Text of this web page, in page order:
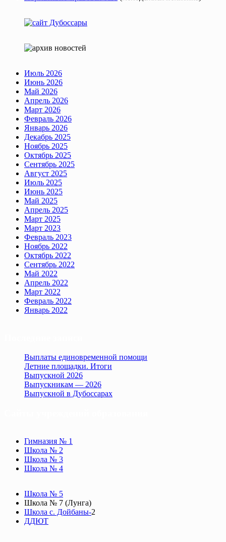
Июль 2026
Июнь 2026
Май 2026
Апрель 2026
Март 2026
Февраль 2026
Январь 2026
Декабрь 2025
Ноябрь 2025
Октябрь 2025
Сентябрь 2025
Август 2025
Июль 2025
Июнь 2025
Май 2025
Апрель 2025
Март 2025
Март 2023
Февраль 2023
Ноябрь 2022
Октябрь 2022
Сентябрь 2022
Май 2022
Апрель 2022
Март 2022
Февраль 2022
Январь 2022
Выплаты единовременной помощи
Летние площадки. Итоги
Выпускной 2026
Выпускникам — 2026
Выпускной в Дубоссарах
Гимназия № 1
Школа № 2
Школа № 3
Школа № 4
Школа № 5
Школа № 7 (Лунга)
Школа с. Дойбаны-2
ДДЮТ